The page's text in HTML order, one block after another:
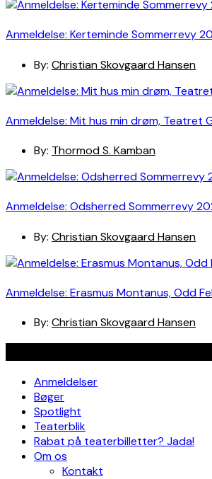
Anmeldelse: Kerteminde Sommerrevy
By: Christian Skovgaard Hansen
Anmeldelse: Mit hus min drøm, Teatret
By: Thormod S. Kamban
Anmeldelse: Odsherred Sommerrevy
By: Christian Skovgaard Hansen
Anmeldelse: Erasmus Montanus, Odd
By: Christian Skovgaard Hansen
Anmeldelser
Bøger
Spotlight
Teaterblik
Rabat på teaterbilletter? Jada!
Om os
Kontakt